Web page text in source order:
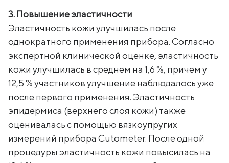
3. Повышение эластичности
Эластичность кожи улучшилась после
однократного применения прибора. Согласно
экспертной клинической оценке, эластичность
кожи улучшилась в среднем на 1,6 %, причем у
12,5 % участников улучшение наблюдалось уже
после первого применения. Эластичность
эпидермиса (верхнего слоя кожи) также
оценивалась с помощью вязкоупругих
измерений прибора Cutometer. После одной
процедуры эластичность кожи повысилась на